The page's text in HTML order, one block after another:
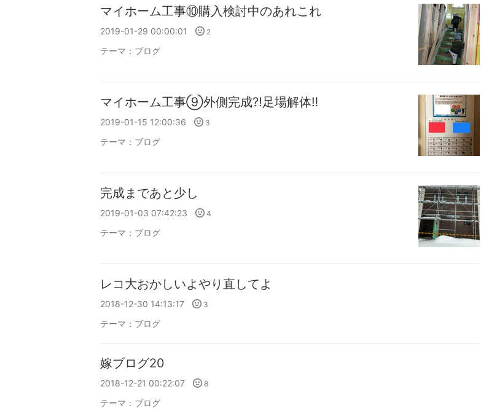
マイホーム工事⑩購入検討中のあれこれ
2019-01-29 00:00:01 2
テーマ： ブログ
マイホーム工事⑨外側完成⁈足場解体‼︎
2019-01-15 12:00:36 3
テーマ： ブログ
完成まであと少し
2019-01-03 07:42:23 4
テーマ： ブログ
レコ大おかしいよやり直してよ
2018-12-30 14:13:17 3
テーマ： ブログ
嫁ブログ20
2018-12-21 00:22:07 8
テーマ： ブログ